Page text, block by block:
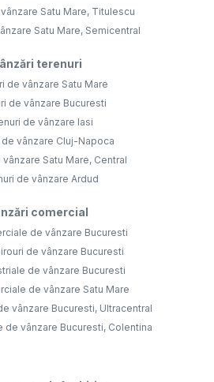
Satu Mare, Titulescu
Satu Mare, Semicentral
terenuri
de vânzare Satu Mare
de vânzare Bucuresti
de vânzare Iasi
de vânzare Cluj-Napoca
Satu Mare, Central
de vânzare Ardud
comercial
de vânzare Bucuresti
de vânzare Bucuresti
de vânzare Bucuresti
de vânzare Satu Mare
vânzare Bucuresti, Ultracentral
de vânzare Bucuresti, Colentina